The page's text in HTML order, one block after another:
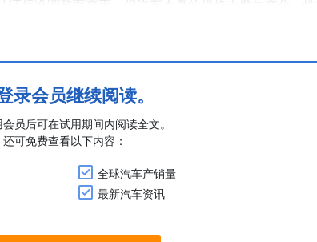
证标准调整而变更，但汽车本身的规格未发生变化，性
录会员继续阅读。
员后可在试用期间内阅读全文。
还可免费查看以下内容：
全球汽车产销量
最新汽车资讯